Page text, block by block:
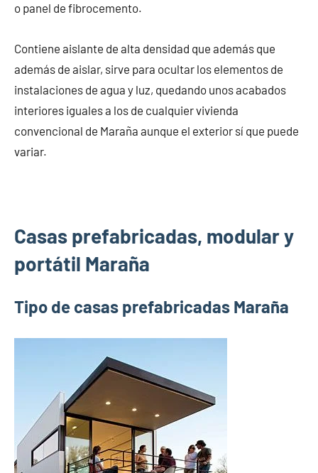
o panel de fibrocemento.
Contiene aislante de alta densidad que además que
además de aislar, sirve para ocultar los elementos de
instalaciones de agua y luz, quedando unos acabados
interiores iguales a los de cualquier vivienda
convencional de Maraña aunque el exterior sí que puede
variar.
Casas prefabricadas, modular y
portátil Maraña
Tipo de casas prefabricadas Maraña